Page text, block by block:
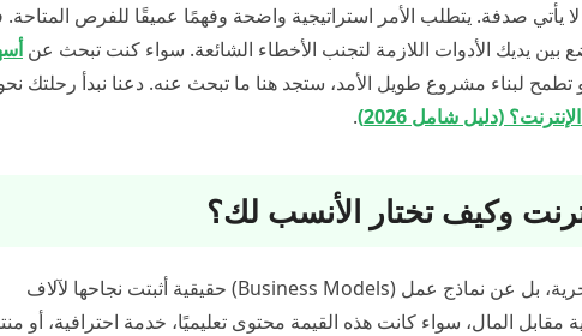
يأتي صدفة. يتطلب الأمر استراتيجية واضحة وفهمًا عميقًا للفرص
بين يديك الأدوات اللازمة لتجنب الأخطاء الشائعة. سواء كنت تبحث عن
تطمح لبناء مشروع طويل الأمد، ستجد هنا ما تبحث عنه. دعنا نبدأ رحلتك
(دليل شامل 2026) .
عندما نتحدث عن “أفضل 10 طرق”، نحن لا نتحدث عن حيل سحرية، بل عن نماذج عمل (Business Models) حقيقية أثبتت نجاحها لآلاف
المال، سواء كانت هذه القيمة محتوى تعليميًا، خدمة احترافية، أو